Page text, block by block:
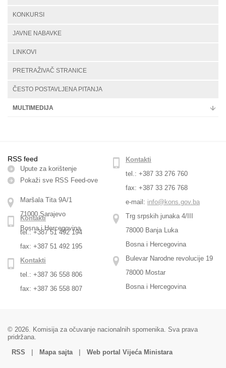
KONKURSI
JAVNE NABAVKE
LINKOVI
PRETRAŽIVAČ STRANICE
ČESTO POSTAVLJENA PITANJA
MULTIMEDIJA
RSS feed
Upute za korištenje
Pokaži sve RSS Feed-оve
Maršala Tita 9A/1
71000 Sarajevo
Bosna i Hercegovina
Kontakti
tel.: +387 33 276 760
fax: +387 33 276 768
e-mail: info@kons.gov.ba
Trg srpskih junaka 4/III
78000 Banja Luka
Bosna i Hercegovina
Kontakti
tel.: +387 51 492 194
fax: +387 51 492 195
Bulevar Narodne revolucije 19
78000 Mostar
Bosna i Hercegovina
Kontakti
tel.: +387 36 558 806
fax: +387 36 558 807
© 2026. Komisija za očuvanje nacionalnih spomenika. Sva prava
pridržana.
RSS
| Mapa sajta | Web portal Vijeća Ministara